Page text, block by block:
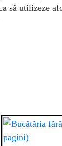
să utilizeze